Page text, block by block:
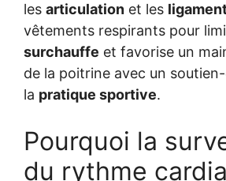
les articulation et les
vêtements respirants pour
surchauffe et favorise un
de la poitrine avec un
la pratique sportive.
Pourquoi la
du rythme